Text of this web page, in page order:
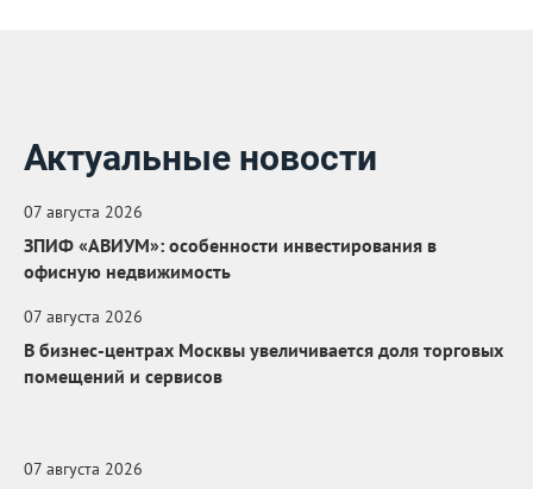
Актуальные новости
07 августа 2026
ЗПИФ «АВИУМ»: особенности инвестирования в
офисную недвижимость
07 августа 2026
В бизнес-центрах Москвы увеличивается доля торговых
помещений и сервисов
07 августа 2026